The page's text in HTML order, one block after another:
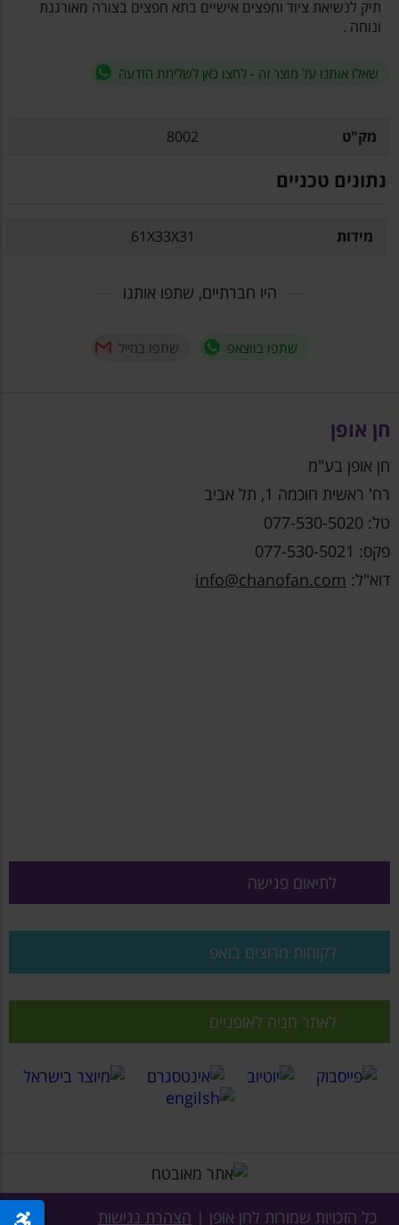
תיק לנשיאת ציוד וחפצים אישיים בתא חפצים בצורה מאורגנת
ונוחה .
שאלו אותנו על מוצר זה - לחצו כאן לשליחת הודעה
מק"ט 8002
נתונים טכניים
מידות 61X33X31
היו חברתיים, שתפו אותנו
שתפו בווצאפ שתפו במייל
חן אופן
חן אופן בע"מ
רח' ראשית חוכמה 1, תל אביב
טל: 077-530-5020
פקס: 077-530-5021
דוא"ל: info@chanofan.com
לתיאום פגישה
לקוחות מרוצים בזאפ
לאתר חניה לאופניים
כל הזכויות שמורות לחן אופן | הצהרת נגישות